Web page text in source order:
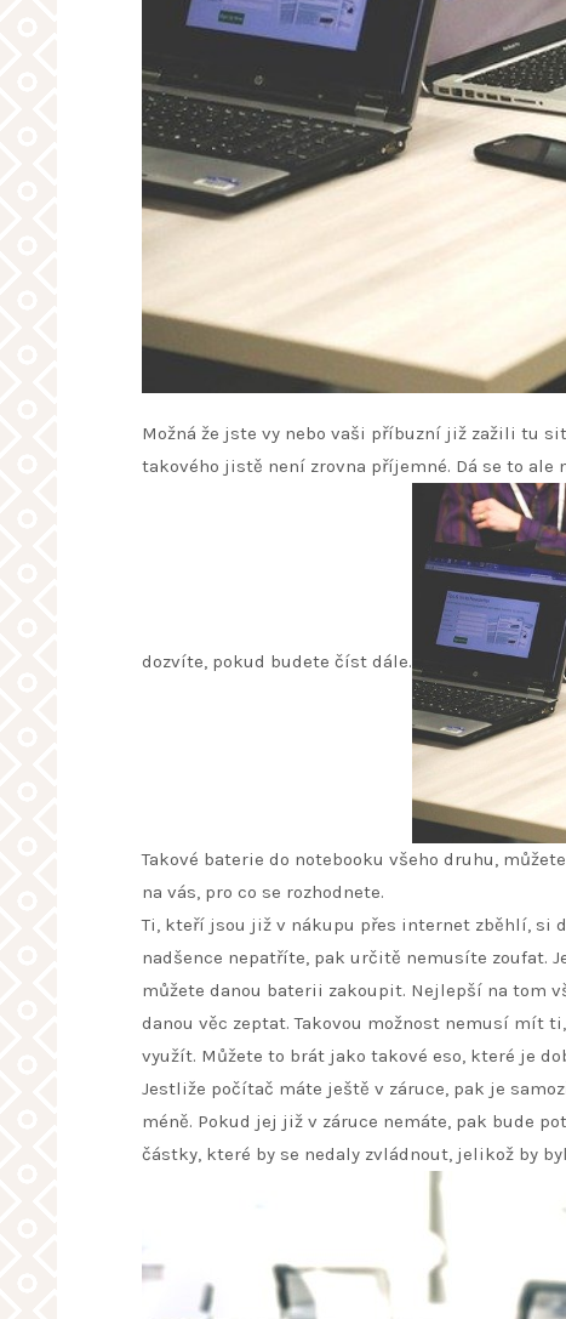
Možná že jste vy nebo vaši příbuzní již zažili tu
takového jistě není zrovna příjemné. Dá se to ale
dozvíte, pokud budete číst dále.
Takové baterie do notebooku všeho druhu,
na vás, pro co se rozhodnete.
Ti, kteří jsou již v nákupu přes internet zběhlí, si
nadšence nepatříte, pak určitě nemusíte zoufat.
můžete danou baterii zakoupit. Nejlepší na tom
danou věc zeptat. Takovou možnost nemusí mít
využít. Můžete to brát jako takové eso, které je
Jestliže počítač máte ještě v záruce, pak je
méně. Pokud jej již v záruce nemáte, pak bude
částky, které by se nedaly zvládnout, jelikož by